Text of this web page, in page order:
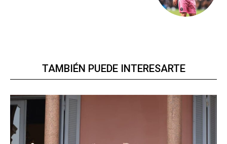
TAMBIÉN PUEDE INTERESARTE